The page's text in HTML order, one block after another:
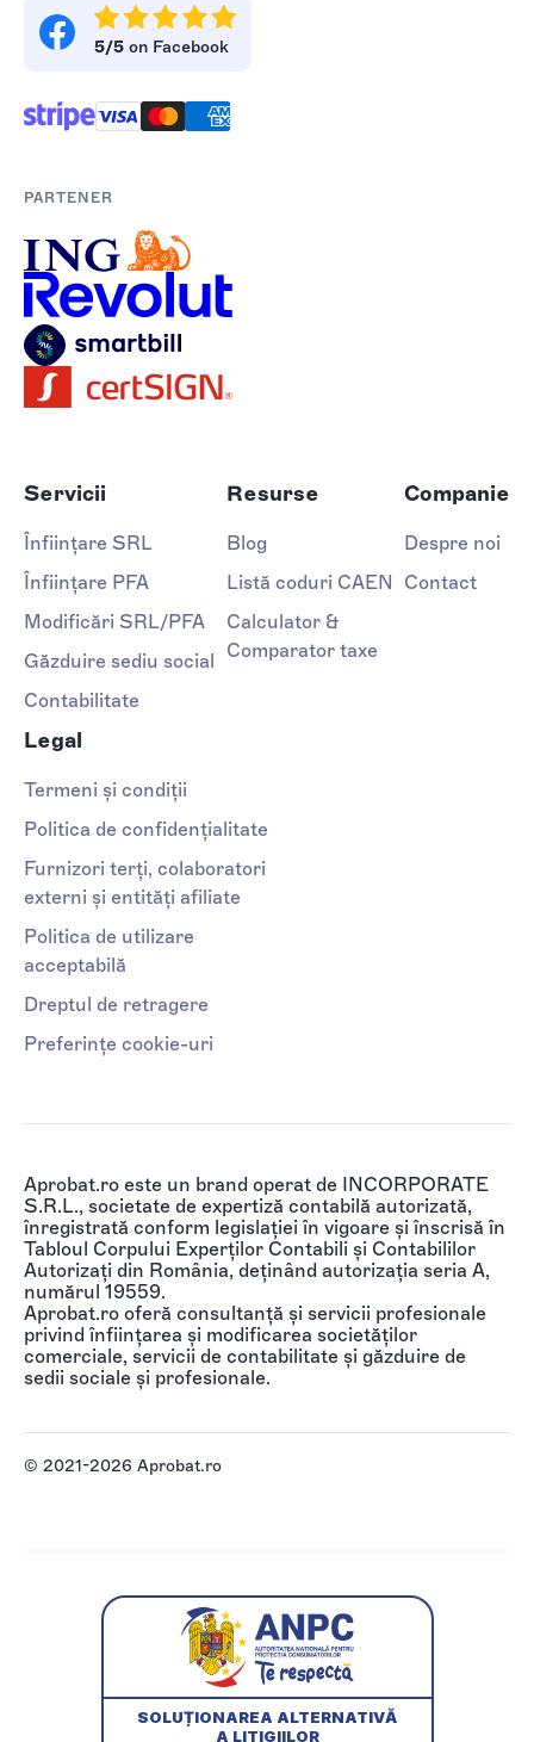
5/5 on Facebook
PARTENER
Servicii
Înființare SRL
Înființare PFA
Modificări SRL/PFA
Găzduire sediu social
Contabilitate
Resurse
Blog
Listă coduri CAEN
Calculator &
Comparator taxe
Companie
Despre noi
Contact
Legal
Termeni și condiții
Politica de confidențialitate
Furnizori terți, colaboratori
externi și entități afiliate
Politica de utilizare
acceptabilă
Dreptul de retragere
Preferințe cookie-uri
Aprobat.ro este un brand operat de INCORPORATE
S.R.L., societate de expertiză contabilă autorizată,
înregistrată conform legislației în vigoare și înscrisă în
Tabloul Corpului Experților Contabili și Contabililor
Autorizați din România, deținând autorizația seria A,
numărul 19559.
Aprobat.ro oferă consultanță și servicii profesionale
privind înființarea și modificarea societăților
comerciale, servicii de contabilitate și găzduire de
sedii sociale și profesionale.
© 2021-2026 Aprobat.ro
SOLUȚIONAREA ALTERNATIVĂ
A LITIGIILOR